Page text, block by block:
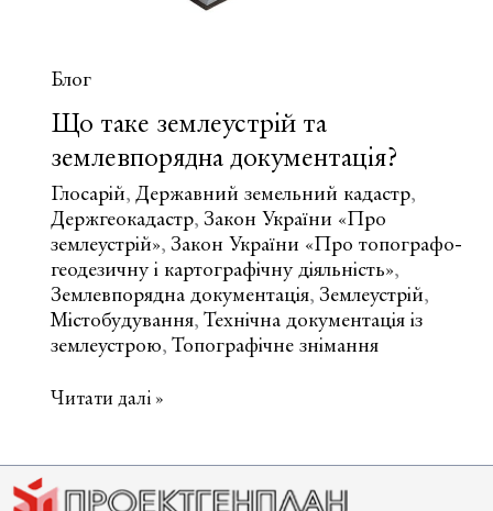
Блог
Що таке землеустрій та
землевпорядна документація?
Глосарій, Державний земельний кадастр,
Держгеокадастр, Закон України «Про
землеустрій», Закон України «Про топографо-
геодезичну і картографічну діяльність»,
Землевпорядна документація, Землеустрій,
Містобудування, Технічна документація із
землеустрою, Топографічне знімання
Що
землевпорядна
Читати далі »